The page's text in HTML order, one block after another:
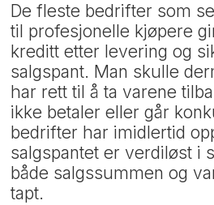
De fleste bedrifter som
til profesjonelle kjøpere
kreditt etter levering og
salgspant. Man skulle
har rett til å ta varene
ikke betaler eller går
bedrifter har imidlertid
salgspantet er verdiløst i
både salgssummen og
tapt.